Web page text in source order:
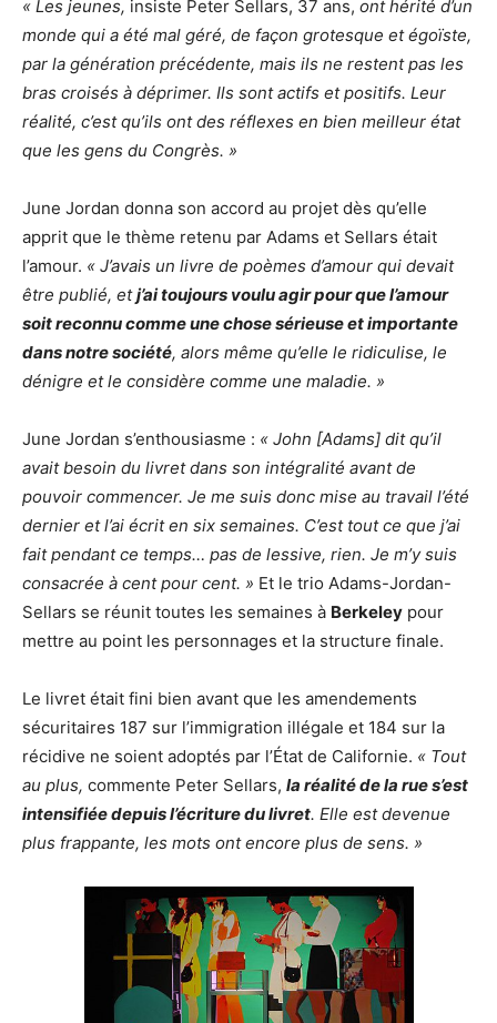
« Les jeunes, insiste Peter Sellars, 37 ans, ont hérité d’un
monde qui a été mal géré, de façon grotesque et égoïste,
par la génération précédente, mais ils ne restent pas les
bras croisés à déprimer. Ils sont actifs et positifs. Leur
réalité, c’est qu’ils ont des réflexes en bien meilleur état
que les gens du Congrès. »
June Jordan donna son accord au projet dès qu’elle
apprit que le thème retenu par Adams et Sellars était
l’amour. « J’avais un livre de poèmes d’amour qui devait
être publié, etj’ai toujours voulu agir pour que l’amour
soit reconnu comme une chose sérieuse et importante
dans notre société, alors même qu’elle le ridiculise, le
dénigre et le considère comme une maladie. »
June Jordan s’enthousiasme : « John [Adams] dit qu’il
avait besoin du livret dans son intégralité avant de
pouvoir commencer. Je me suis donc mise au travail l’été
dernier et l’ai écrit en six semaines. C’est tout ce que j’ai
fait pendant ce temps… pas de lessive, rien. Je m’y suis
consacrée à cent pour cent. » Et le trio Adams-Jordan-
Sellars se réunit toutes les semaines à Berkeley pour
mettre au point les personnages et la structure finale.
Le livret était fini bien avant que les amendements
sécuritaires 187 sur l’immigration illégale et 184 sur la
récidive ne soient adoptés par l’État de Californie. « Tout
au plus, commente Peter Sellars, la réalité de la rue s’est
intensifiée depuis l’écriture du livret. Elle est devenue
plus frappante, les mots ont encore plus de sens. »